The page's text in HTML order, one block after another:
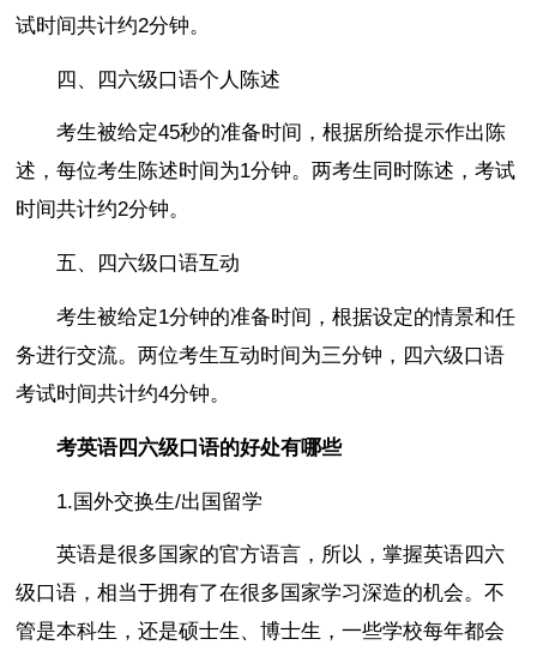
试时间共计约2分钟。
四、四六级口语个人陈述
考生被给定45秒的准备时间，根据所给提示作出陈
述，每位考生陈述时间为1分钟。两考生同时陈述，考试
时间共计约2分钟。
五、四六级口语互动
考生被给定1分钟的准备时间，根据设定的情景和任
务进行交流。两位考生互动时间为三分钟，四六级口语
考试时间共计约4分钟。
考英语四六级口语的好处有哪些
1.国外交换生/出国留学
英语是很多国家的官方语言，所以，掌握英语四六
级口语，相当于拥有了在很多国家学习深造的机会。不
管是本科生，还是硕士生、博士生，一些学校每年都会